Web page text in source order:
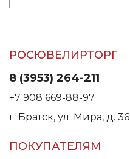
РОСЮВЕЛИРТОРГ
8 (3953) 264-211
+7 908 669-88-97
г. Братск, ул. Мира, д. 36
ПОКУПАТЕЛЯМ